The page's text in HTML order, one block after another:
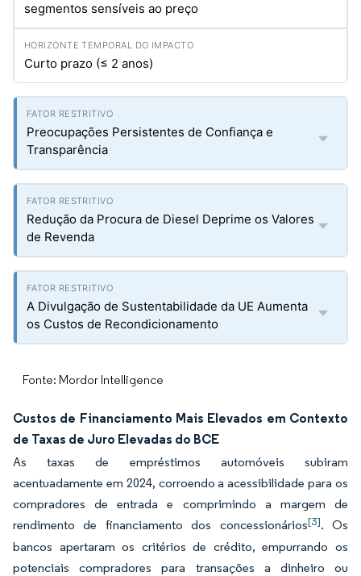
segmentos sensíveis ao preço
Curto prazo (≤ 2 anos)
Preocupações Persistentes de Confiança e
Transparência
Redução da Procura de Diesel Deprime os Valores
de Revenda
A Divulgação de Sustentabilidade da UE Aumenta
os Custos de Recondicionamento
Fonte: Mordor Intelligence
Custos de Financiamento Mais Elevados em Contexto
de Taxas de Juro Elevadas do BCE
As taxas de empréstimos automóveis subiram
acentuadamente em 2024, corroendo a acessibilidade para os
compradores de entrada e comprimindo a margem de
rendimento de financiamento dos concessionários[3]. Os
bancos apertaram os critérios de crédito, empurrando os
potenciais compradores para transações a dinheiro ou